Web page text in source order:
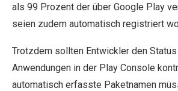
als 99 Prozent der über Google Play
seien zudem automatisch registriert
Trotzdem sollten Entwickler den
Anwendungen in der Play Console
automatisch erfasste Paketnamen